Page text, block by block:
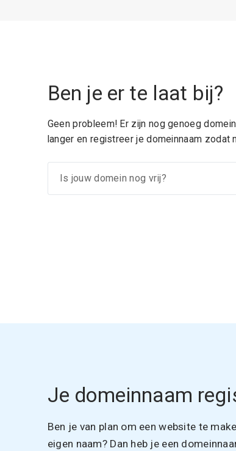
Ben je er te laat bij?
Geen probleem! Er zijn nog genoeg
langer en registreer je domeinnaam zodat
Je domeinnaam
Ben je van plan om een website te
eigen naam? Dan heb je een